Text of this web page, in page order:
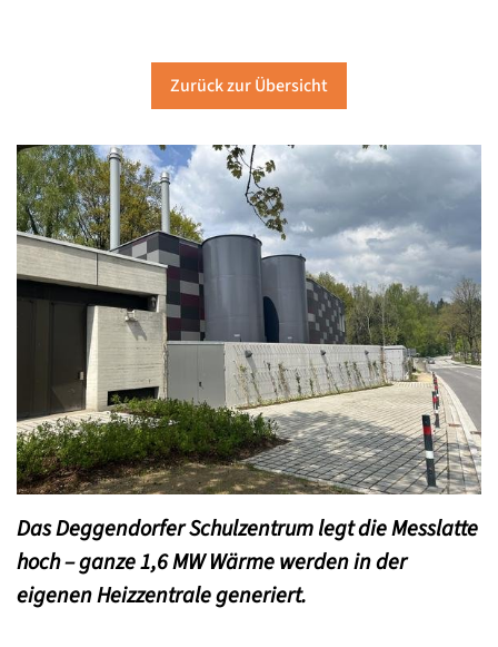
Zurück zur Übersicht
Das Deggendorfer Schulzentrum legt die Messlatte
hoch – ganze 1,6 MW Wärme werden in der
eigenen Heizzentrale generiert.